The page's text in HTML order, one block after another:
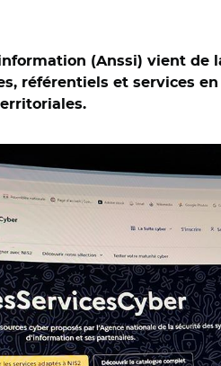
(Anssi) vient de
référentiels et services